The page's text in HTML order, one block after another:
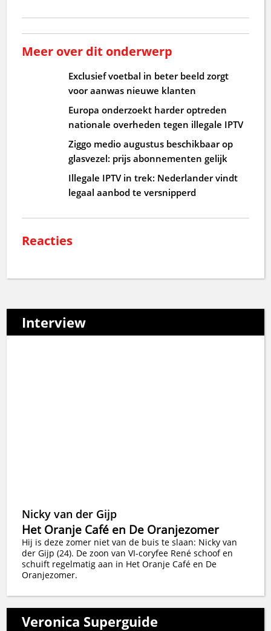
Meer over dit onderwerp
Exclusief voetbal in beter beeld zorgt
voor aanwas nieuwe klanten
Europa onderzoekt harder optreden
nationale overheden tegen illegale IPTV
Ziggo medio augustus beschikbaar op
glasvezel: prijs abonnementen gelijk
Illegale IPTV in trek: Nederlander vindt
legaal aanbod te versnipperd
Reacties
Interview
Nicky van der Gijp
Het Oranje Café en De Oranjezomer
Hij is deze zomer niet van de buis te slaan: Nicky van
der Gijp (24). De zoon van VI-coryfee René schoof en
schuift regelmatig aan in Het Oranje Café en De
Oranjezomer.
Veronica Superguide